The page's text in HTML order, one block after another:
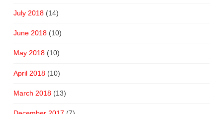
July 2018(14)
June 2018(10)
May 2018(10)
April 2018(10)
March 2018(13)